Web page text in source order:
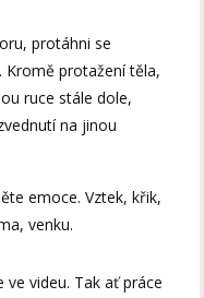
protáhni se
protažení těla,
ruce stále dole,
na jinou
emoce. Vztek, křik,
venku.
ve videu. Tak ať práce